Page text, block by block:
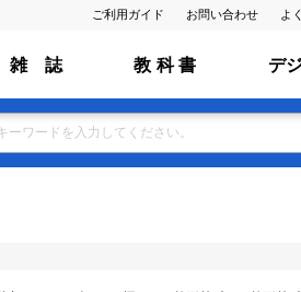
ご利用ガイド お問い合わせ よ
雑 誌 教 科 書 デ